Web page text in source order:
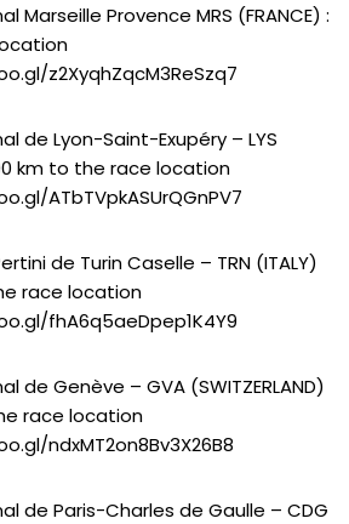
Provence MRS (FRANCE) :
z2XyqhZqcM3ReSzq7
de Lyon-Saint-Exupéry – LYS
km to the race location
ATbTVpkASUrQGnPV7
de Turin Caselle – TRN (ITALY)
race location
fhA6q5aeDpep1K4Y9
de Genève – GVA (SWITZERLAND)
race location
ndxMT2on8Bv3X26B8
de Paris-Charles de Gaulle – CDG